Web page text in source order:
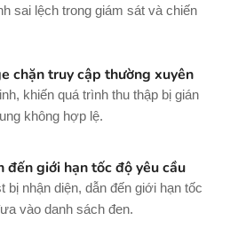
sai lệch trong giám sát và chiến
chặn truy cập thường xuyên
khiến quá trình thu thập bị gián
không hợp lệ.
đến giới hạn tốc độ yêu cầu
bị nhận diện, dẫn đến giới hạn tốc
vào danh sách đen.